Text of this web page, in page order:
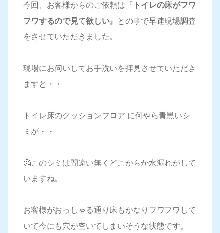
今回、お客様からのご依頼は『 トイレの床がフワ
フワするので見て欲しい』との事で早速現場調査
をさせていただきました。
現場にお伺いしてお手洗いを拝見させていただき
ますと・・
トイレ床のクッションフロア に何やら青黒いシ
ミが・・
🤔このシミは間違い無くどこからか水漏れがして
いますね。
お客様がおっしゃる通り床もかなりフワフワして
いて今にも穴が空いてしまいそうな状態です。